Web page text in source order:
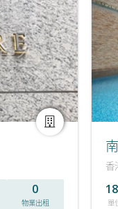
0
物業出租
香
單